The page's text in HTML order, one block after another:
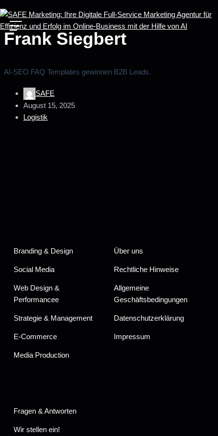
Frank Siegbert
AI‑SEO FAQ Templates gewinnen B2B Leads.
SAFE
August 15, 2025
Logistik
Branding & Design
Social Media
Web Design &
Performancee
Strategie & Management
E-Commerce
Media Production
Über uns
Rechtliche Hinweise
Allgemeine
Geschäftsbedingungen
Datenschutzerklärung
Impressum
Fragen & Antworten
Wir stellen ein!